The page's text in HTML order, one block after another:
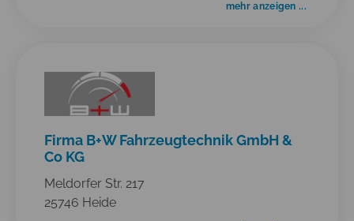
mehr anzeigen ...
Firma B+W Fahrzeugtechnik GmbH &
Co KG
Meldorfer Str. 217
25746 Heide